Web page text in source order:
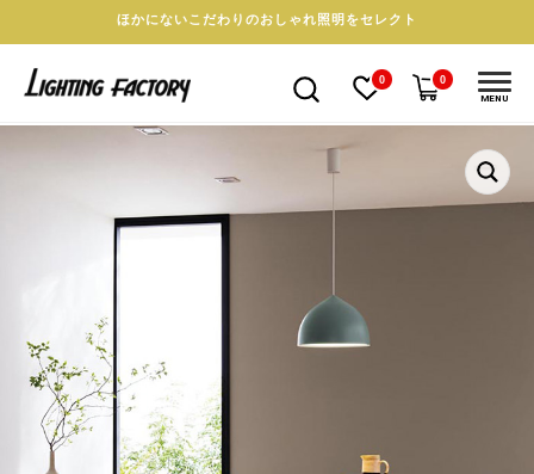
ほかにないこだわりのおしゃれ照明をセレクト
0 0
MENU